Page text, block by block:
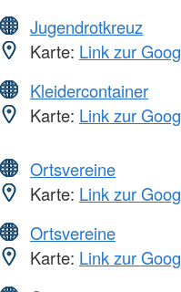
Jugendrotkreuz
Karte: Link zur
Kleidercontainer
Karte: Link zur
Ortsvereine
Karte: Link zur
Ortsvereine
Karte: Link zur